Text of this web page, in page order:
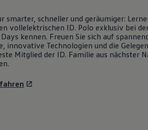
smarter, schneller und geräumiger:
vollelektrischen ID. Polo exklusiv bei
kennen. Freuen Sie sich auf
innovative Technologien und die
Mitglied der ID. Familie aus nächster